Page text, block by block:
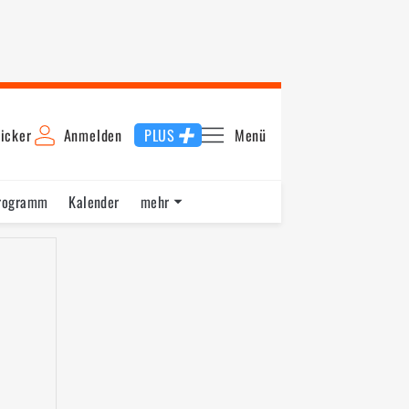
Anmelden PLUS Menü
Kalender
mehr